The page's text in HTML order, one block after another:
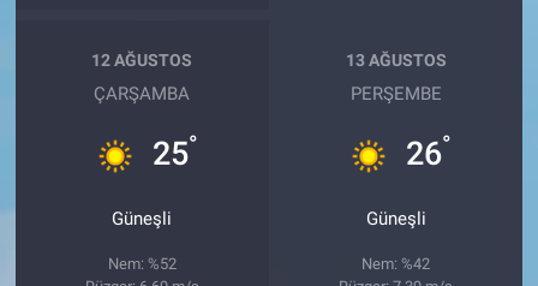
12 AĞUSTOS
ÇARŞAMBA
25°
Güneşli
Nem: %52
13 AĞUSTOS
PERŞEMBE
26°
Güneşli
Nem: %42